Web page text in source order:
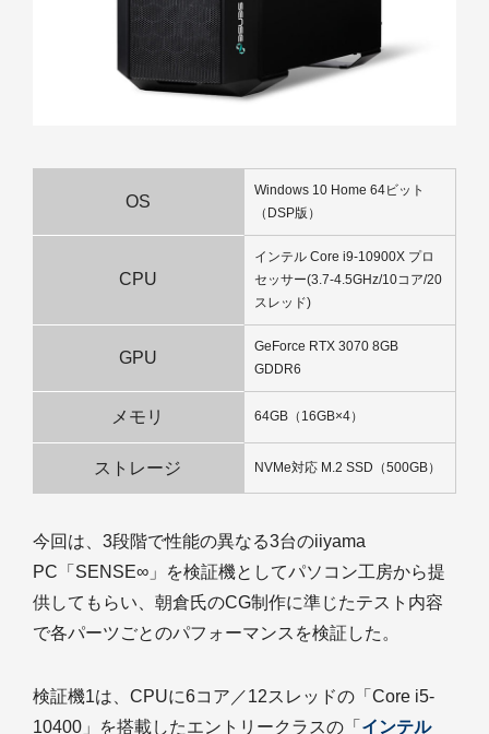
OS
Windows 10 Home 64ビット
（DSP版）
CPU
インテル Core i9-10900X プロ
セッサー(3.7-4.5GHz/10コア/20
スレッド)
GPU
GeForce RTX 3070 8GB
GDDR6
メモリ 64GB（16GB×4）
ストレージ NVMe対応 M.2 SSD（500GB）
今回は、3段階で性能の異なる3台のiiyama
PC「SENSE∞」を検証機としてパソコン工房から提
供してもらい、朝倉氏のCG制作に準じたテスト内容
で各パーツごとのパフォーマンスを検証した。
検証機1は、CPUに6コア／12スレッドの「Core i5-
10400」を搭載したエントリークラスの「 インテル